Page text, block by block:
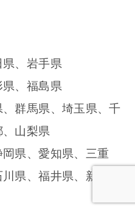
県、岩手県
県、福島県
、群馬県、埼玉県、千
山梨県
岡県、愛知県、三重
県、福井県、新潟